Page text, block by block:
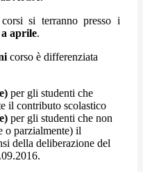
si terranno presso i
aprile.
corso è differenziata
per gli studenti che
il contributo scolastico
per gli studenti che non
o parzialmente) il
della deliberazione del